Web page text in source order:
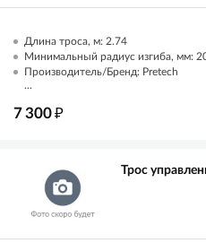
Длина троса, м: 2.74
Минимальный радиус изгиба, мм:
Производитель/Бренд: Pretech
...
7 300₽
Трос